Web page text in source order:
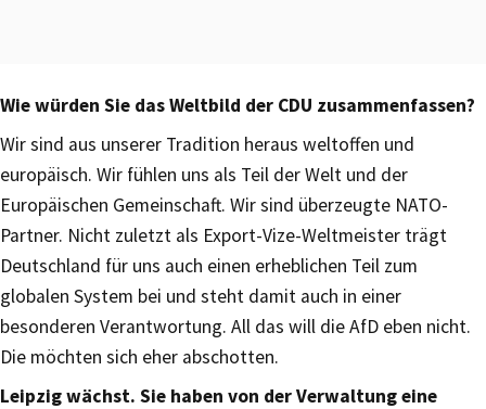
Wie würden Sie das Weltbild der CDU zusammenfassen?
Wir sind aus unserer Tradition heraus weltoffen und
europäisch. Wir fühlen uns als Teil der Welt und der
Europäischen Gemeinschaft. Wir sind überzeugte NATO-
Partner. Nicht zuletzt als Export-Vize-Weltmeister trägt
Deutschland für uns auch einen erheblichen Teil zum
globalen System bei und steht damit auch in einer
besonderen Verantwortung. All das will die AfD eben nicht.
Die möchten sich eher abschotten.
Leipzig wächst. Sie haben von der Verwaltung eine